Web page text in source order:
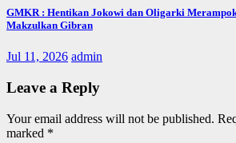
GMKR : Hentikan Jokowi dan Oligarki
Makzulkan Gibran
Jul 11, 2026 admin
Leave a Reply
Your email address will not be published.
marked *